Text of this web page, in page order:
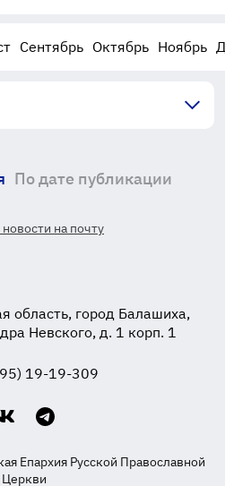
Сентябрь Октябрь Ноябрь
По дате публикации
на почту
область, город Балашиха,
Невского, д. 1 корп. 1
19-19-309
Епархия Русской Православной
Церкви